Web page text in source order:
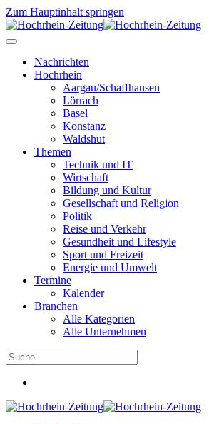
Zum Hauptinhalt springen
Nachrichten
Hochrhein
Aargau/Schaffhausen
Lörrach
Basel
Konstanz
Waldshut
Themen
Technik und IT
Wirtschaft
Bildung und Kultur
Gesellschaft und Religion
Politik
Reise und Verkehr
Gesundheit und Lifestyle
Sport und Freizeit
Energie und Umwelt
Termine
Kalender
Branchen
Alle Kategorien
Alle Unternehmen